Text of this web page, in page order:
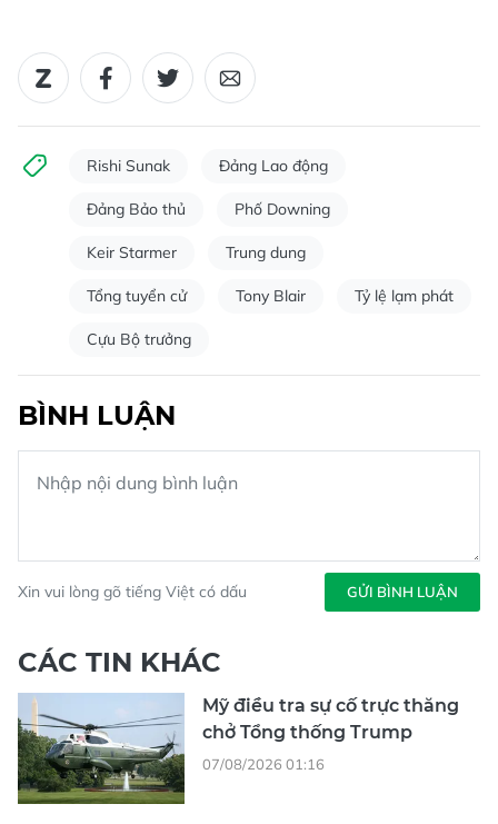
Rishi Sunak Đảng Lao động
Đảng Bảo thủ Phố Downing
Keir Starmer Trung dung
Tổng tuyển cử Tony Blair Tỷ lệ lạm phát
Cựu Bộ trưởng
BÌNH LUẬN
Xin vui lòng gõ tiếng Việt có dấu GỬI BÌNH LUẬN
CÁC TIN KHÁC
Mỹ điều tra sự cố trực thăng
chở Tổng thống Trump
07/08/2026 01:16